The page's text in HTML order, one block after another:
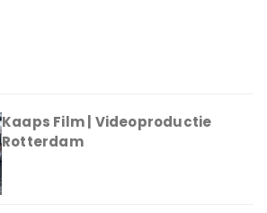
Kaaps Film | Videoproductie
Rotterdam